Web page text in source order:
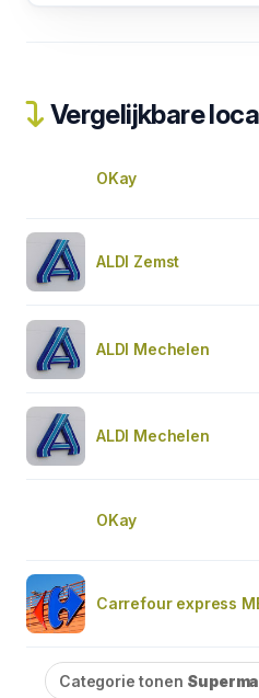
Vergelijkbare
OKay
ALDI Zemst
ALDI Mechelen
ALDI Mechelen
OKay
Carrefour express
Categorie tonen